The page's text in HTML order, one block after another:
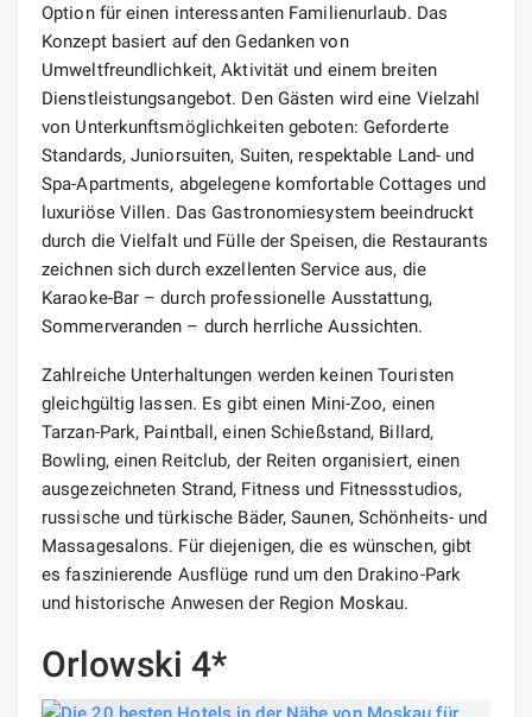
Option für einen interessanten Familienurlaub. Das
Konzept basiert auf den Gedanken von
Umweltfreundlichkeit, Aktivität und einem breiten
Dienstleistungsangebot. Den Gästen wird eine Vielzahl
von Unterkunftsmöglichkeiten geboten: Geforderte
Standards, Juniorsuiten, Suiten, respektable Land- und
Spa-Apartments, abgelegene komfortable Cottages und
luxuriöse Villen. Das Gastronomiesystem beeindruckt
durch die Vielfalt und Fülle der Speisen, die Restaurants
zeichnen sich durch exzellenten Service aus, die
Karaoke-Bar – durch professionelle Ausstattung,
Sommerveranden – durch herrliche Aussichten.
Zahlreiche Unterhaltungen werden keinen Touristen
gleichgültig lassen. Es gibt einen Mini-Zoo, einen
Tarzan-Park, Paintball, einen Schießstand, Billard,
Bowling, einen Reitclub, der Reiten organisiert, einen
ausgezeichneten Strand, Fitness und Fitnessstudios,
russische und türkische Bäder, Saunen, Schönheits- und
Massagesalons. Für diejenigen, die es wünschen, gibt
es faszinierende Ausflüge rund um den Drakino-Park
und historische Anwesen der Region Moskau.
Orlowski 4*